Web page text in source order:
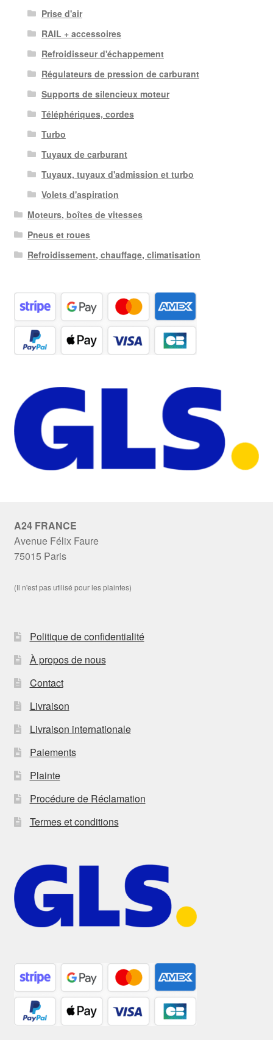
Prise d'air
RAIL + accessoires
Refroidisseur d'échappement
Régulateurs de pression de carburant
Supports de silencieux moteur
Téléphériques, cordes
Turbo
Tuyaux de carburant
Tuyaux, tuyaux d'admission et turbo
Volets d'aspiration
Moteurs, boîtes de vitesses
Pneus et roues
Refroidissement, chauffage, climatisation
A24 FRANCE
Avenue Félix Faure
75015 Paris
(Il n'est pas utilisé pour les plaintes)
Politique de confidentialité
À propos de nous
Contact
Livraison
Livraison internationale
Paiements
Plainte
Procédure de Réclamation
Termes et conditions